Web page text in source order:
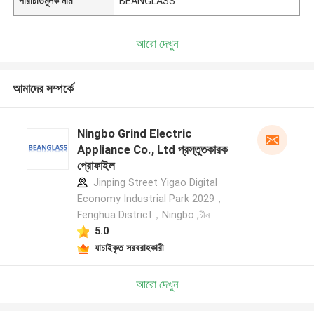
আরো দেখুন
আমাদের সম্পর্কে
Ningbo Grind Electric
Appliance Co., Ltd প্রস্তুতকারক
প্রোফাইল
Jinping Street Yigao Digital
Economy Industrial Park 2029，
Fenghua District，Ningbo ,চীন
5.0
যাচাইকৃত সরবরাহকারী
আরো দেখুন